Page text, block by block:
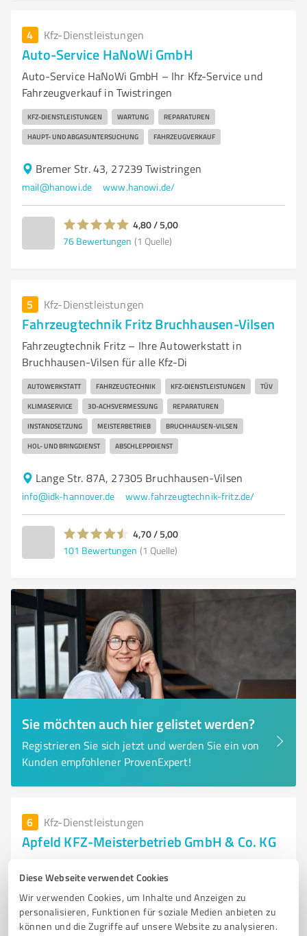
Diese Webseite verwendet Cookies
Wir verwenden Cookies, um Inhalte und Anzeigen zu
personalisieren, Funktionen für soziale Medien anbieten zu
können und die Zugriffe auf unsere Website zu analysieren.
4 Kfz-Dienstleistungen
Auto-Service HaNoWi GmbH
Auto-Service HaNoWi GmbH – Ihr Kfz-Service und
Fahrzeugverkauf in Twistringen
KFZ-DIENSTLEISTUNGEN WARTUNG REPARATUREN
HAUPT- UND ABGASUNTERSUCHUNG FAHRZEUGVERKAUF
Bremer Str. 43, 27239 Twistringen
mail@hanowi.de www.hanowi.de/
4,80 / 5,00
76 Bewertungen (1 Quelle)
5 Kfz-Dienstleistungen
Fahrzeugtechnik Fritz Bruchhausen-Vilsen
Fahrzeugtechnik Fritz – Ihre Autowerkstatt in
Bruchhausen-Vilsen für alle Kfz-Di
AUTOWERKSTATT FAHRZEUGTECHNIK KFZ-DIENSTLEISTUNGEN TÜV
KLIMASERVICE 3D-ACHSVERMESSUNG REPARATUREN
INSTANDSETZUNG MEISTERBETRIEB BRUCHHAUSEN-VILSEN
HOL- UND BRINGDIENST ABSCHLEPPDIENST
Lange Str. 87A, 27305 Bruchhausen-Vilsen
info@idk-hannover.de www.fahrzeugtechnik-fritz.de/
4,70 / 5,00
101 Bewertungen (1 Quelle)
Sie möchten auch hier gelistet werden?
Registrieren Sie sich jetzt und werden Sie ein von
Kunden empfohlener ProvenExpert!
6 Kfz-Dienstleistungen
Apfeld KFZ-Meisterbetrieb GmbH & Co. KG
Partner für Wartung und Reparatur
KFZ-WARTUNG REPARATUREN INSPEKTIONEN DIAGNOSETECHNIK
AUTOWERKSTATT